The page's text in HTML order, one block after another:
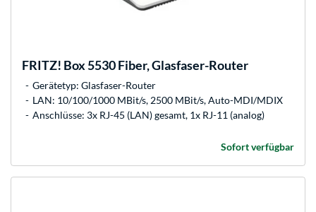
FRITZ! Box 5530 Fiber, Glasfaser-Router
Gerätetyp: Glasfaser-Router
LAN: 10/100/1000 MBit/s, 2500 MBit/s, Auto-MDI/MDIX
Anschlüsse: 3x RJ-45 (LAN) gesamt, 1x RJ-11 (analog)
Sofort verfügbar